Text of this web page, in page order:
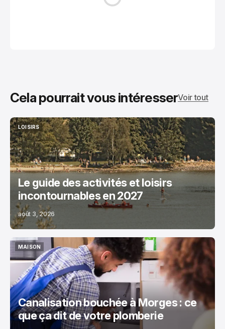
Cela pourrait vous intéresserVoir tout
LOISIRS
LOISIRS
Le guide des activités et loisirs
incontournables en 2027
août 3, 2026
MAISON
MAISON
Canalisation bouchée à Morges : ce
que ça dit de votre plomberie